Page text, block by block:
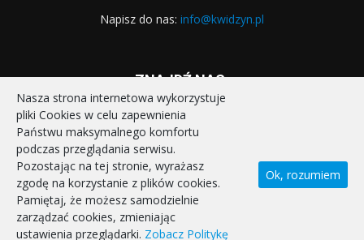
Napisz do nas: info@kwidzyn.pl
ZNAJDŹ NAS:
STRONA GŁÓWNA
REALIZOWANE PROJEKTY
POLITYKA PRYWATNOŚCI
DEKLARACJA DOSTĘPNOŚCI
KONTAKT
Nasza strona internetowa wykorzystuje
pliki Cookies w celu zapewnienia
Państwu maksymalnego komfortu
podczas przeglądania serwisu.
Pozostając na tej stronie, wyrażasz
zgodę na korzystanie z plików cookies.
Pamiętaj, że możesz samodzielnie
zarządzać cookies, zmieniając
ustawienia przeglądarki. Zobacz Politykę
Ok, rozumiem